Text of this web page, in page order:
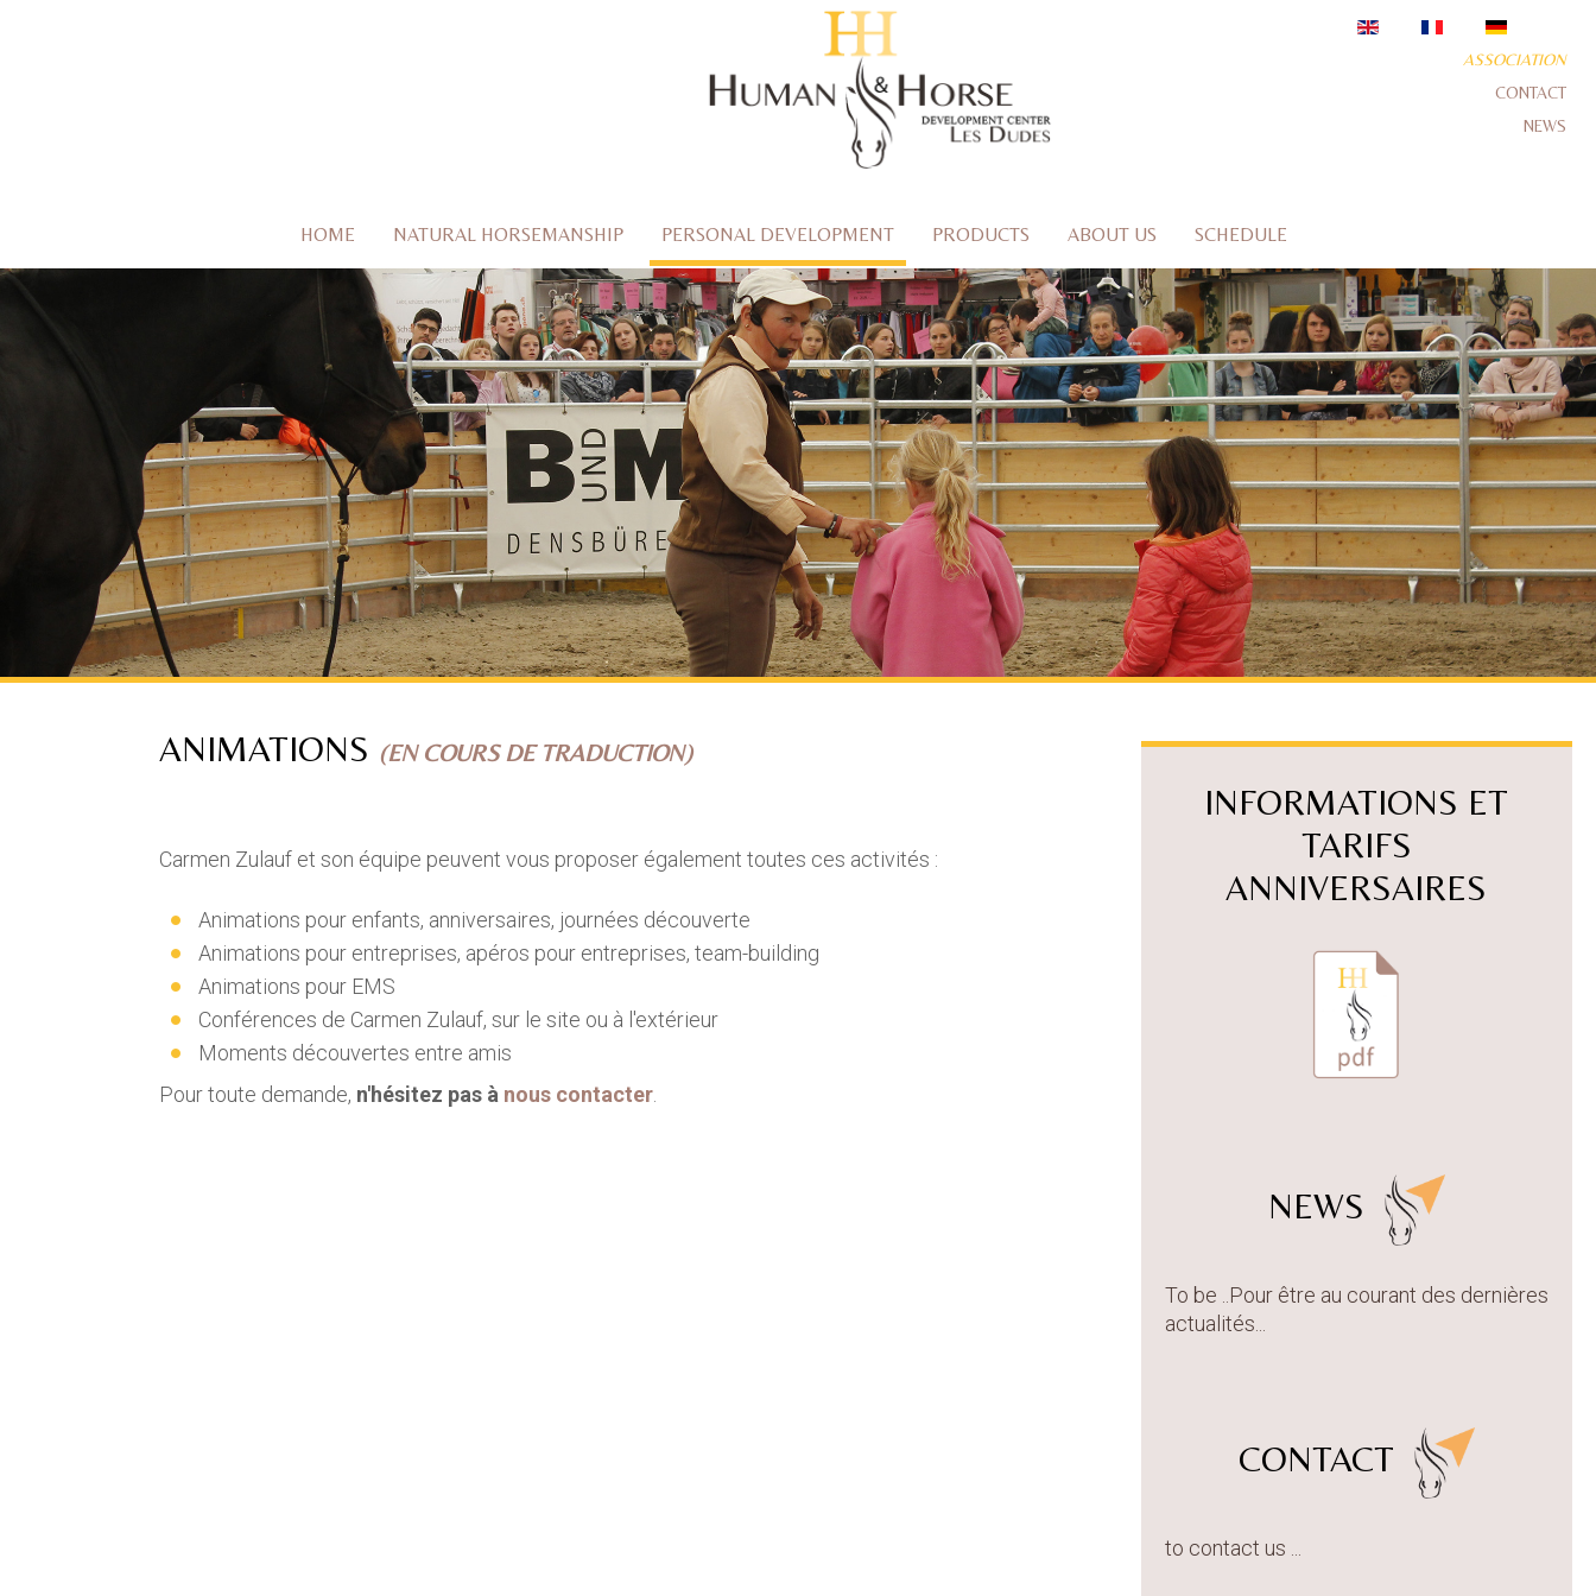
ASSOCIATION
CONTACT
NEWS
HOME NATURAL HORSEMANSHIP PERSONAL DEVELOPMENT PRODUCTS ABOUT US SCHEDULE
ANIMATIONS (EN COURS DE TRADUCTION)
Carmen Zulauf et son équipe peuvent vous proposer également toutes ces activités :
Animations pour enfants, anniversaires, journées découverte
Animations pour entreprises, apéros pour entreprises, team-building
Animations pour EMS
Conférences de Carmen Zulauf, sur le site ou à l'extérieur
Moments découvertes entre amis
Pour toute demande, n'hésitez pas à nous contacter
INFORMATIONS ET
TARIFS
ANNIVERSAIRES
NEWS
To be ..Pour être au courant des dernières
actualités...
CONTACT
to contact us ...